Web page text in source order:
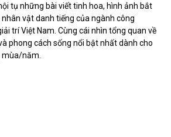
tụ những bài viết tinh hoa, hình ảnh bắt
vật danh tiếng của ngành công
trí Việt Nam. Cùng cái nhìn tổng quan về
phong cách sống nổi bật nhất dành cho
năm.